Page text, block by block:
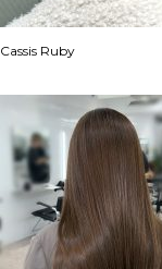
Cassis Ruby